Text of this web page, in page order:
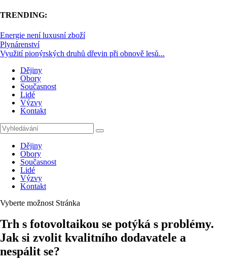
TRENDING:
Energie není luxusní zboží
Plynárenství
Využití pionýrských druhů dřevin při obnově lesů...
Dějiny
Obory
Současnost
Lidé
Výzvy
Kontakt
Dějiny
Obory
Současnost
Lidé
Výzvy
Kontakt
Vyberte možnost Stránka
Trh s fotovoltaikou se potýká s problémy.
Jak si zvolit kvalitního dodavatele a
nespálit se?